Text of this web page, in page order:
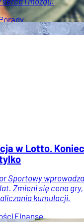
w Lotto.
Sportowy
Zmieni się cena
kumulacji.
Finanse